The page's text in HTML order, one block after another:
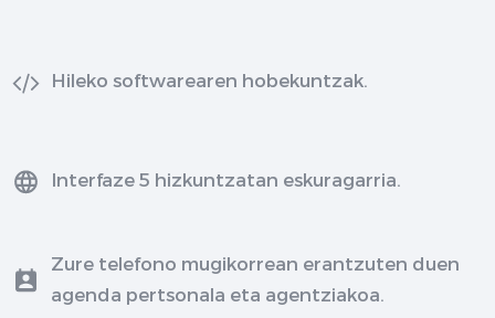
Hileko softwarearen hobekuntzak.
Interfaze 5 hizkuntzatan eskuragarria.
Zure telefono mugikorrean erantzuten duen
agenda pertsonala eta agentziakoa.